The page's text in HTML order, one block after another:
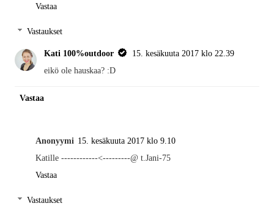
Vastaa
Vastaukset
Kati 100%outdoor
15. kesäkuuta 2017 klo 22.39
eikö ole hauskaa? :D
Vastaa
Anonyymi 15. kesäkuuta 2017 klo 9.10
Katille ------------<---------@ t.Jani-75
Vastaa
Vastaukset